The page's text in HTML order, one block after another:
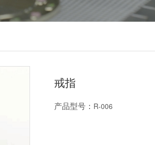
戒指
产品型号： R-006